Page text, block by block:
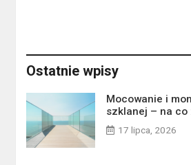
Ostatnie wpisy
Mocowanie i
szklanej – na co
17 lipca, 2026